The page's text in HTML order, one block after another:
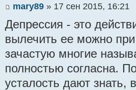
mary89 » 17 сен 2015, 16:21
Депрессия - это
вылечить ее можно
зачастую многие
полностью согласна.
усталость дают знать,